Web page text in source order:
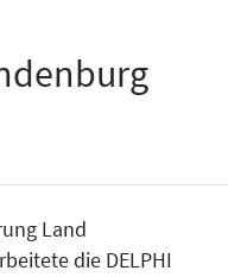
Land
die DELPHI